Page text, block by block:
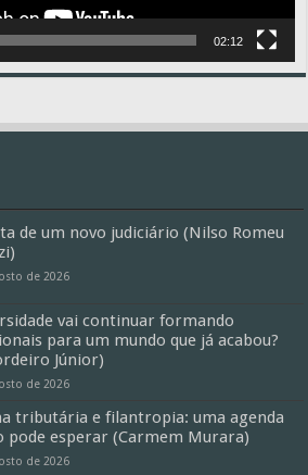
02:12
de um novo judiciário (Nilso Romeu
de 2026
vai continuar formando
para um mundo que já acabou?
Júnior)
de 2026
tributária e filantropia: uma agenda
pode esperar (Carmem Murara)
de 2026